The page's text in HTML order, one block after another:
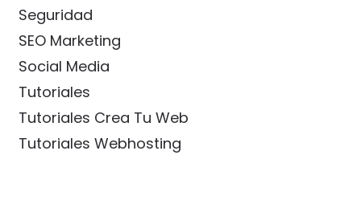
Seguridad
SEO Marketing
Social Media
Tutoriales
Tutoriales Crea Tu Web
Tutoriales Webhosting